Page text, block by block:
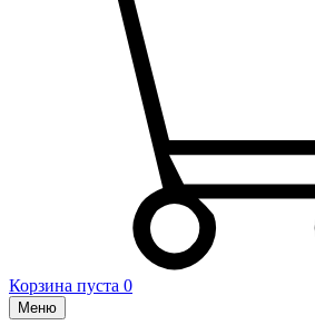
Корзина пуста 0
Меню